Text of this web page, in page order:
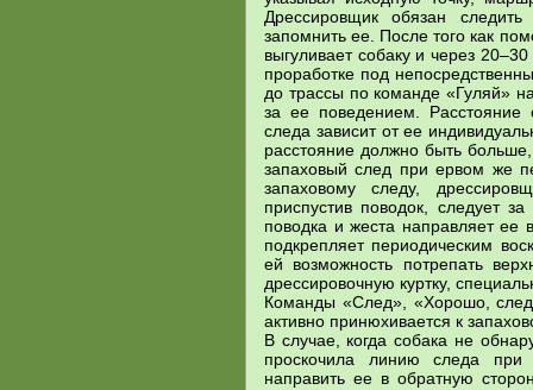
Дрессировщик обязан
запомнить ее. После того как
выгуливает собаку и через
проработке под
до трассы по команде «Гуляй»
за ее поведением. Расстояние
следа зависит от ее
расстояние должно быть
запаховый след при ервом же
запаховому следу,
приспустив поводок, следует
поводка и жеста направляет ее
подкрепляет периодическим
ей возможность потрепать
дрессировочную куртку,
Команды «След», «Хорошо,
активно принюхивается к
В случае, когда собака не
проскочила линию следа при
направить ее в обратную